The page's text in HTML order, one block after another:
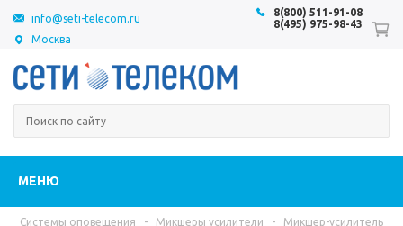
Москва
8(800) 511-91-08
8(495) 975-98-43
info@seti-telecom.ru
МЕНЮ
Системы оповещения - Микшеры усилители -
Микшер-усилитель